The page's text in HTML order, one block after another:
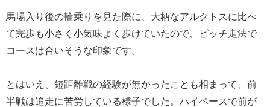
馬場入り後の輪乗りを見た際に、大柄なアルクトスに比べ
て完歩も小さく小気味よく歩けていたので、ピッチ走法で
コースは合いそうな印象です。
とはいえ、短距離戦の経験が無かったことも相まって、前
半戦は追走に苦労している様子でした。ハイペースで前が